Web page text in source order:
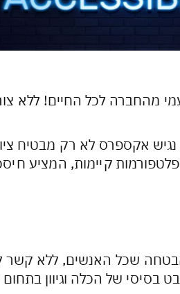
מהחברה לכל החיים! ללא
נגיש אקספרס לא רק מבטיח
קיימות, המציע
שכל האנשים, ללא קשר
בסיסי של הכלה וגיוון בתחום